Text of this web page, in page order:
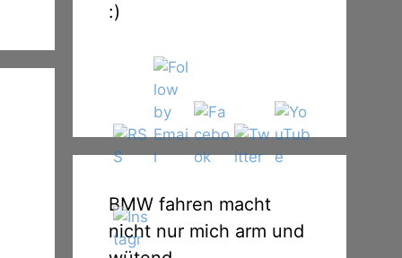
:)
BMW fahren macht
nicht nur mich arm und